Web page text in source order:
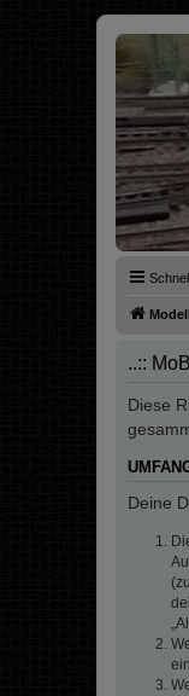
..::
Diese
Deine